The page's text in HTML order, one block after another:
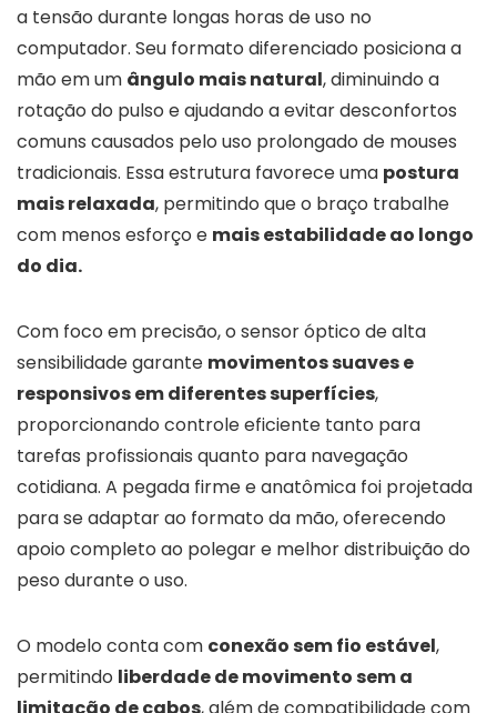
a tensão durante longas horas de uso no
computador. Seu formato diferenciado posiciona a
mão em um ângulo mais natural, diminuindo a
rotação do pulso e ajudando a evitar desconfortos
comuns causados pelo uso prolongado de mouses
tradicionais. Essa estrutura favorece uma postura
mais relaxada, permitindo que o braço trabalhe
com menos esforço e mais estabilidade ao longo
do dia.
Com foco em precisão, o sensor óptico de alta
sensibilidade garante movimentos suaves e
responsivos em diferentes superfícies,
proporcionando controle eficiente tanto para
tarefas profissionais quanto para navegação
cotidiana. A pegada firme e anatômica foi projetada
para se adaptar ao formato da mão, oferecendo
apoio completo ao polegar e melhor distribuição do
peso durante o uso.
O modelo conta com conexão sem fio estável,
permitindo liberdade de movimento sem a
limitação de cabos, além de compatibilidade com